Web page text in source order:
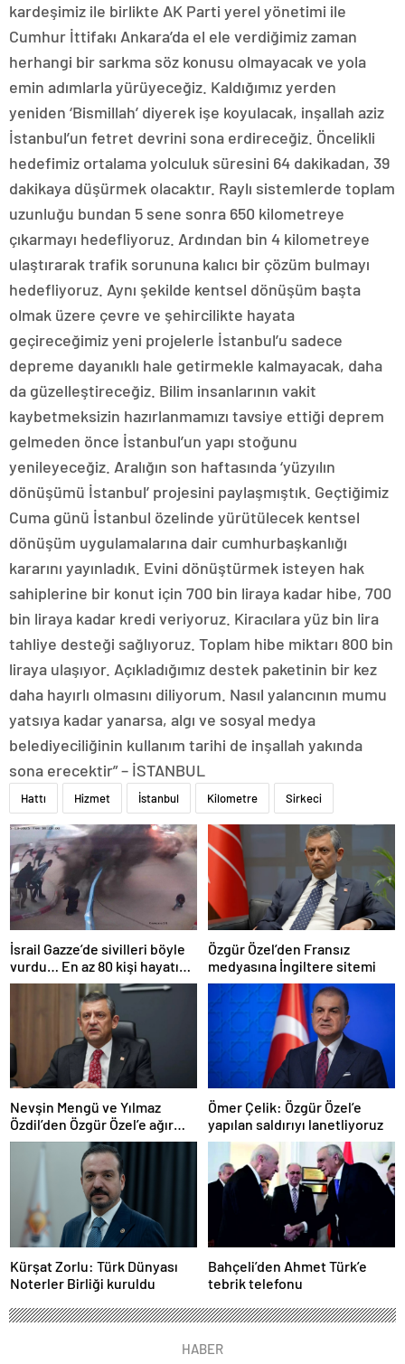
kardeşimiz ile birlikte AK Parti yerel yönetimi ile
Cumhur İttifakı Ankara’da el ele verdiğimiz zaman
herhangi bir sarkma söz konusu olmayacak ve yola
emin adımlarla yürüyeceğiz. Kaldığımız yerden
yeniden ‘Bismillah’ diyerek işe koyulacak, inşallah aziz
İstanbul’un fetret devrini sona erdireceğiz. Öncelikli
hedefimiz ortalama yolculuk süresini 64 dakikadan, 39
dakikaya düşürmek olacaktır. Raylı sistemlerde toplam
uzunluğu bundan 5 sene sonra 650 kilometreye
çıkarmayı hedefliyoruz. Ardından bin 4 kilometreye
ulaştırarak trafik sorununa kalıcı bir çözüm bulmayı
hedefliyoruz. Aynı şekilde kentsel dönüşüm başta
olmak üzere çevre ve şehircilikte hayata
geçireceğimiz yeni projelerle İstanbul’u sadece
depreme dayanıklı hale getirmekle kalmayacak, daha
da güzelleştireceğiz. Bilim insanlarının vakit
kaybetmeksizin hazırlanmamızı tavsiye ettiği deprem
gelmeden önce İstanbul’un yapı stoğunu
yenileyeceğiz. Aralığın son haftasında ‘yüzyılın
dönüşümü İstanbul’ projesini paylaşmıştık. Geçtiğimiz
Cuma günü İstanbul özelinde yürütülecek kentsel
dönüşüm uygulamalarına dair cumhurbaşkanlığı
kararını yayınladık. Evini dönüştürmek isteyen hak
sahiplerine bir konut için 700 bin liraya kadar hibe, 700
bin liraya kadar kredi veriyoruz. Kiracılara yüz bin lira
tahliye desteği sağlıyoruz. Toplam hibe miktarı 800 bin
liraya ulaşıyor. Açıkladığımız destek paketinin bir kez
daha hayırlı olmasını diliyorum. Nasıl yalancının mumu
yatsıya kadar yanarsa, algı ve sosyal medya
belediyeciliğinin kullanım tarihi de inşallah yakında
sona erecektir” – İSTANBUL
Hattı Hizmet İstanbul Kilometre Sirkeci
İsrail Gazze’de sivilleri böyle
vurdu… En az 80 kişi hayatını
kaybetti
Özgür Özel’den Fransız
medyasına İngiltere sitemi
Nevşin Mengü ve Yılmaz
Özdil’den Özgür Özel’e ağır
eleştiriler
Ömer Çelik: Özgür Özel’e
yapılan saldırıyı lanetliyoruz
Kürşat Zorlu: Türk Dünyası
Noterler Birliği kuruldu
Bahçeli’den Ahmet Türk’e
tebrik telefonu
HABER